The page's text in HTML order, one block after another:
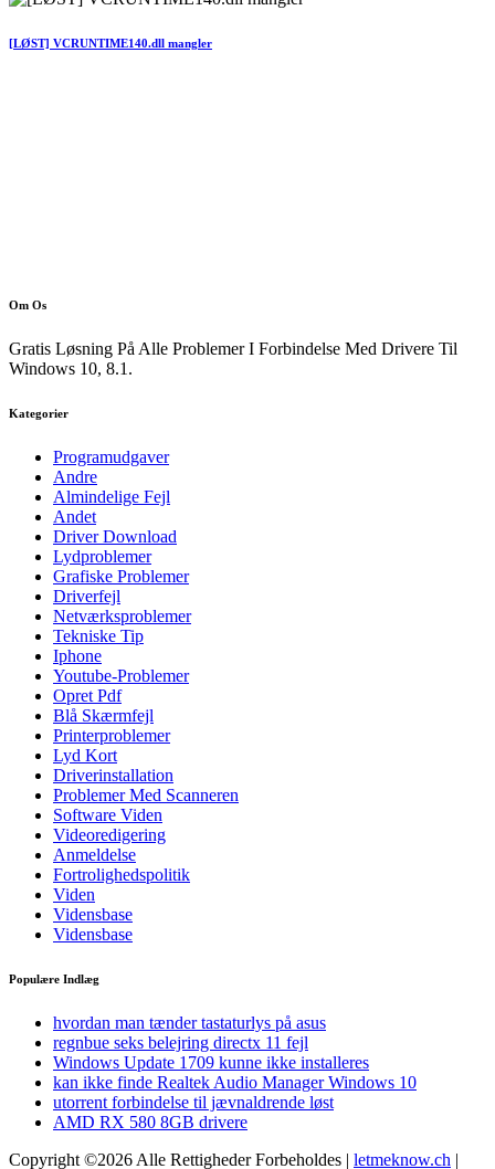
[LØST] VCRUNTIME140.dll mangler
Om Os
Gratis Løsning På Alle Problemer I Forbindelse Med Drivere Til
Windows 10, 8.1.
Kategorier
Programudgaver
Andre
Almindelige Fejl
Andet
Driver Download
Lydproblemer
Grafiske Problemer
Driverfejl
Netværksproblemer
Tekniske Tip
Iphone
Youtube-Problemer
Opret Pdf
Blå Skærmfejl
Printerproblemer
Lyd Kort
Driverinstallation
Problemer Med Scanneren
Software Viden
Videoredigering
Anmeldelse
Fortrolighedspolitik
Viden
Vidensbase
Vidensbase
Populære Indlæg
hvordan man tænder tastaturlys på asus
regnbue seks belejring directx 11 fejl
Windows Update 1709 kunne ikke installeres
kan ikke finde Realtek Audio Manager Windows 10
utorrent forbindelse til jævnaldrende løst
AMD RX 580 8GB drivere
Copyright ©2026 Alle Rettigheder Forbeholdes | letmeknow.ch |